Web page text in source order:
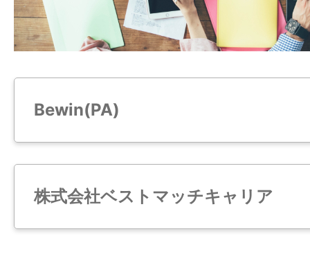
Bewin(PA)
株式会社ベストマッチキャリア